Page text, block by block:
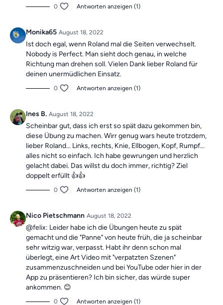
0 Antworten anzeigen (1)
Monika65 August 18, 2022
Ist doch egal, wenn Roland mal die Seiten verwechselt.
Nobody is Perfect. Man sieht doch genau, in welche
Richtung man drehen soll. Vielen Dank lieber Roland für
deinen unermüdlichen Einsatz.
0 Antworten anzeigen (1)
Ines B. August 18, 2022
Scheinbar gut, dass ich erst so spät dazu gekommen bin,
diese Übung zu machen. Wirr genug wars heute trotzdem,
lieber Roland... Links, rechts, Knie, Ellbogen, Kopf, Rumpf...
alles nicht so einfach. Ich habe gewrungen und herzlich
gelacht dabei. Das willst du doch immer, richtig? Ziel
doppelt erfüllt 👍👍
0 Antworten anzeigen (1)
Nico Pietschmann August 18, 2022
@felix: Leider habe ich die Übungen heute zu spät
gemacht und die "Panne" von heute früh, die ja scheinbar
sehr witzig war, verpasst. Habt ihr denn schon mal
überlegt, eine Art Video mit "verpatzten Szenen"
zusammenzuschneiden und bei YouTube oder hier in der
App zu präsentieren? Ich bin sicher, das würde super
ankommen. 😊
0 Antworten anzeigen (1)